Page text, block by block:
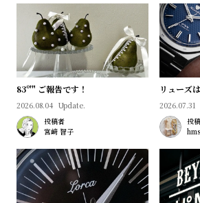
グ
ド
て
計
保
証
プ
ラ
ス
印
サ
ー
ビ
ス
83º'" ご報告です！
2026.08.04 Update.
投稿者
宮﨑 智子
リューズ
2026.07.31
投